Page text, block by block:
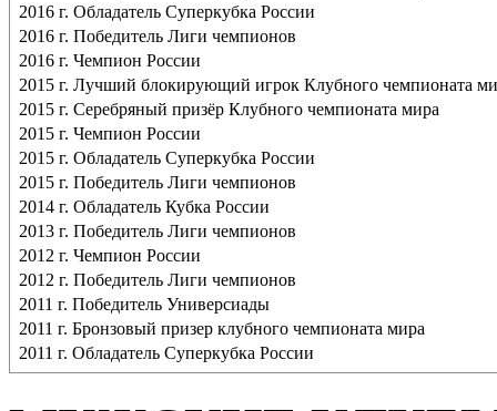
2016 г. Обладатель Суперкубка России
2016 г. Победитель Лиги чемпионов
2016 г. Чемпион России
2015 г. Лучший блокирующий игрок Клубного чемпионата
2015 г. Серебряный призёр Клубного чемпионата мира
2015 г. Чемпион России
2015 г. Обладатель Суперкубка России
2015 г. Победитель Лиги чемпионов
2014 г. Обладатель Кубка России
2013 г. Победитель Лиги чемпионов
2012 г. Чемпион России
2012 г. Победитель Лиги чемпионов
2011 г. Победитель Универсиады
2011 г. Бронзовый призер клубного чемпионата мира
2011 г. Обладатель Суперкубка России